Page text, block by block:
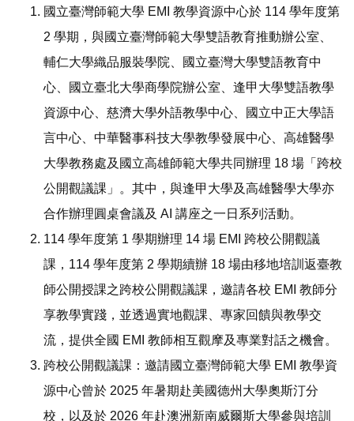
國立臺灣師範大學 EMI 教學資源中心於 114 學年度第
2 學期，與國立臺灣師範大學雙語教育推動辦公室、
輔仁大學織品服裝學院、國立臺灣大學雙語教育中
心、國立臺北大學商學院辦公室、逢甲大學雙語教學
資源中心、慈濟大學外語教學中心、國立中正大學語
言中心、中華醫事科技大學教學發展中心、高雄醫學
大學教務處及國立高雄師範大學共同辦理 18 場「跨校
公開觀議課」。其中，與逢甲大學及高雄醫學大學亦
合作辦理圓桌會議及 AI 講座之一日系列活動。
114 學年度第 1 學期辦理 14 場 EMI 跨校公開觀議
課，114 學年度第 2 學期續辦 18 場由移地培訓返臺教
師公開授課之跨校公開觀議課，邀請各校 EMI 教師分
享教學實踐，並透過實地觀課、專家回饋與教學交
流，提供全國 EMI 教師相互觀摩及專業對話之機會。
跨校公開觀議課：邀請國立臺灣師範大學 EMI 教學資
源中心曾於 2025 年暑期赴美國德州大學奧斯汀分
校，以及於 2026 年赴澳洲新南威爾斯大學參與培訓